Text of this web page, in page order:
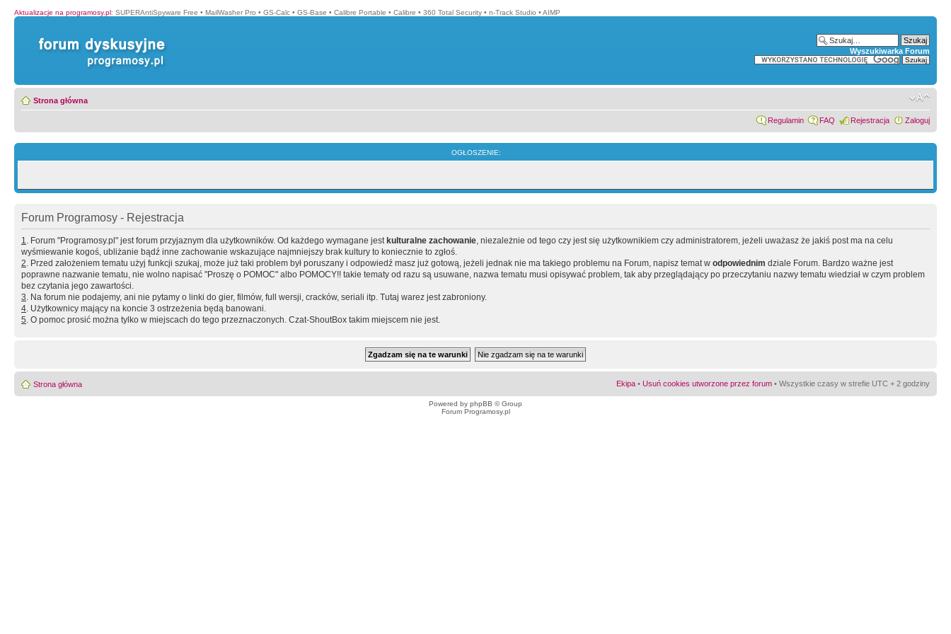
Aktualizacje na programosy.pl: SUPERAntiSpyware Free • MailWasher Pro • GS-Calc • GS-Base • Calibre Portable • Calibre • 360 Total Security • n-Track Studio • AIMP
Wyszukiwarka Forum
Strona główna
Regulamin FAQ Rejestracja Zaloguj
OGŁOSZENIE:
Forum Programosy - Rejestracja
1. Forum "Programosy.pl" jest forum przyjaznym dla użytkowników. Od każdego wymagane jest kulturalne zachowanie, niezależnie od tego czy jest się użytkownikiem czy administratorem, jeżeli uważasz że jakiś post ma na celu
wyśmiewanie kogoś, ubliżanie bądź inne zachowanie wskazujące najmniejszy brak kultury to koniecznie to zgłoś.
2. Przed założeniem tematu użyj funkcji szukaj, może już taki problem był poruszany i odpowiedź masz już gotową, jeżeli jednak nie ma takiego problemu na Forum, napisz temat w odpowiednim dziale Forum. Bardzo ważne jest
poprawne nazwanie tematu, nie wolno napisać "Proszę o POMOC" albo POMOCY!! takie tematy od razu są usuwane, nazwa tematu musi opisywać problem, tak aby przeglądający po przeczytaniu nazwy tematu wiedział w czym problem
bez czytania jego zawartości.
3. Na forum nie podajemy, ani nie pytamy o linki do gier, filmów, full wersji, cracków, seriali itp. Tutaj warez jest zabroniony.
4. Użytkownicy mający na koncie 3 ostrzeżenia będą banowani.
5. O pomoc prosić można tylko w miejscach do tego przeznaczonych. Czat-ShoutBox takim miejscem nie jest.
Strona główna Ekipa • Usuń cookies utworzone przez forum • Wszystkie czasy w strefie UTC + 2 godziny
Powered by phpBB © Group
Forum Programosy.pl